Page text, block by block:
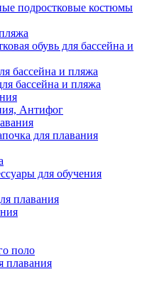
подростковые костюмы
обувь для бассейна и
бассейна и пляжа
бассейна и пляжа
Антифог
для плавания
для обучения
плавания
поло
плавания